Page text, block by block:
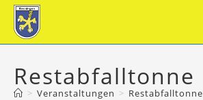
Zum
Inhalt
springen
Restabfalltonne
> Veranstaltungen > Restabfalltonne